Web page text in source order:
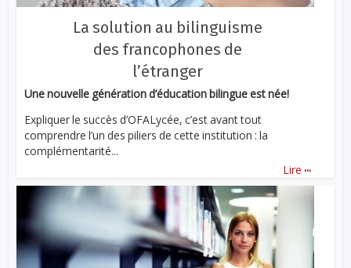
La solution au bilinguisme
des francophones de
l’étranger
Une nouvelle génération d’éducation bilingue est née!
Expliquer le succès d’OFALycée, c’est avant tout
comprendre l’un des piliers de cette institution : la
complémentarité...
Lire ...